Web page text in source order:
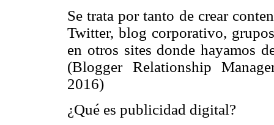
Se trata por tanto de crear
Twitter, blog corporativo,
en otros sites donde hayamos
(Blogger Relationship
2016)
¿Qué es publicidad digital?